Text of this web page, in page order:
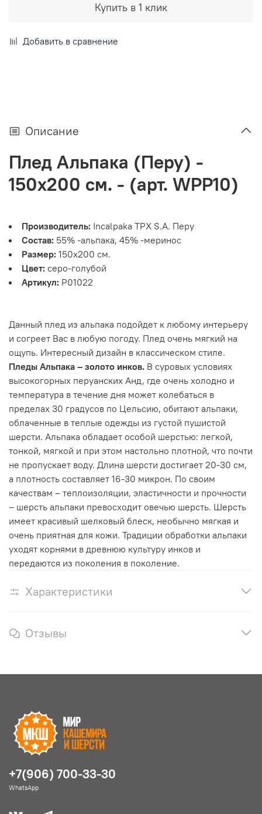
Купить в 1 клик
Добавить в сравнение
Описание
Плед Альпака (Перу) -
150х200 см. - (арт. WPP10)
Производитель: Incalpaka TPX S.A. Перу
Состав: 55% -альпака, 45% -меринос
Размер: 150х200 см.
Цвет: серо-голубой
Артикул: P01022
Данный плед из альпака подойдет к любому интерьеру
и согреет Вас в любую погоду. Плед очень мягкий на
ощупь. Интересный дизайн в классическом стиле.
Пледы Альпака – золото инков. В суровых условиях
высокогорных перуанских Анд, где очень холодно и
температура в течение дня может колебаться в
пределах 30 градусов по Цельсию, обитают альпаки,
облаченные в теплые одежды из густой пушистой
шерсти. Альпака обладает особой шерстью: легкой,
тонкой, мягкой и при этом настольно плотной, что почти
не пропускает воду. Длина шерсти достигает 20-30 см,
а плотность составляет 16-30 микрон. По своим
качествам – теплоизоляции, эластичности и прочности
– шерсть альпаки превосходит овечью шерсть. Шерсть
имеет красивый шелковый блеск, необычно мягкая и
очень приятная для кожи. Традиции обработки альпаки
уходят корнями в древнюю культуру инков и
передаются из поколения в поколение.
Характеристики
Отзывы
+7(906) 700-33-30
WhatsApp